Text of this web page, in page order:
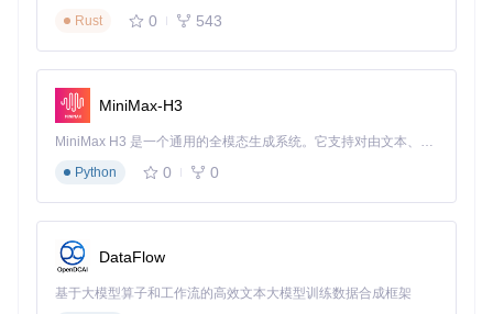
数据存储模块：多数据库适配
LevelDB：轻量级嵌入式数据库，适合个人项目或资源受限
环境
SQLite3：文件型关系数据库，支持复杂查询，适合中小规
MongoDB：文档型数据库，适合处理非结构化消息数据，
验证小技巧：通过以下命令检查数据库连接状态：
Rust
0 543
MiniMax-H3
MiniMax H3 是一个通用的全模态生成系统。它支持对由文本、图像、视频和音频组成的多模态上下文进行统一理解，并能生成分辨率高达 2K、时长可达 15 秒的带原生立体声音频的视频。得益于面向任务泛化的系统设计，H3 在预训练阶段就已具备广泛的多模态上下文理解与生成能力，能够出色地执行复杂的多模态指令。
Python
0 0
DataFlow
基于大模型算子和工作流的高效文本大模型训练数据合成框架